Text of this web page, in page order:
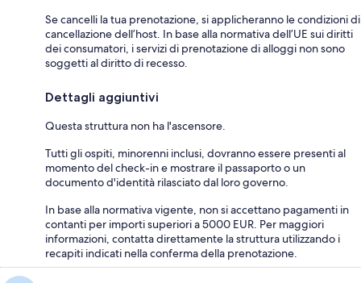
Se cancelli la tua prenotazione, si applicheranno le condizioni di
cancellazione dell’host. In base alla normativa dell’UE sui diritti
dei consumatori, i servizi di prenotazione di alloggi non sono
soggetti al diritto di recesso.
Dettagli aggiuntivi
Questa struttura non ha l'ascensore.
Tutti gli ospiti, minorenni inclusi, dovranno essere presenti al
momento del check-in e mostrare il passaporto o un
documento d'identità rilasciato dal loro governo.
In base alla normativa vigente, non si accettano pagamenti in
contanti per importi superiori a 5000 EUR. Per maggiori
informazioni, contatta direttamente la struttura utilizzando i
recapiti indicati nella conferma della prenotazione.